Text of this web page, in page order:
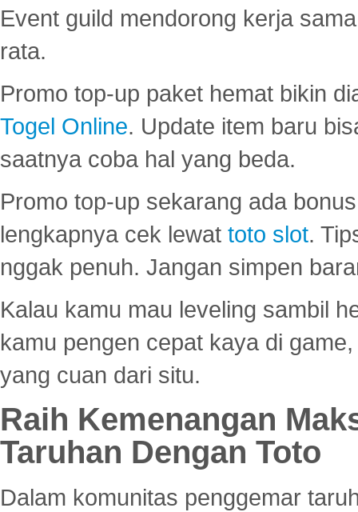
Event guild mendorong kerja
rata.
Promo top-up paket hemat bikin
Togel Online. Update item baru
saatnya coba hal yang beda.
Promo top-up sekarang ada
lengkapnya cek lewat toto slot.
nggak penuh. Jangan simpen
Kalau kamu mau leveling sambil
kamu pengen cepat kaya di
yang cuan dari situ.
Raih Kemenangan
Taruhan Dengan Toto
Dalam komunitas penggemar